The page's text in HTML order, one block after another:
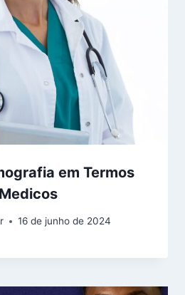
em Termos
16 de junho de 2024